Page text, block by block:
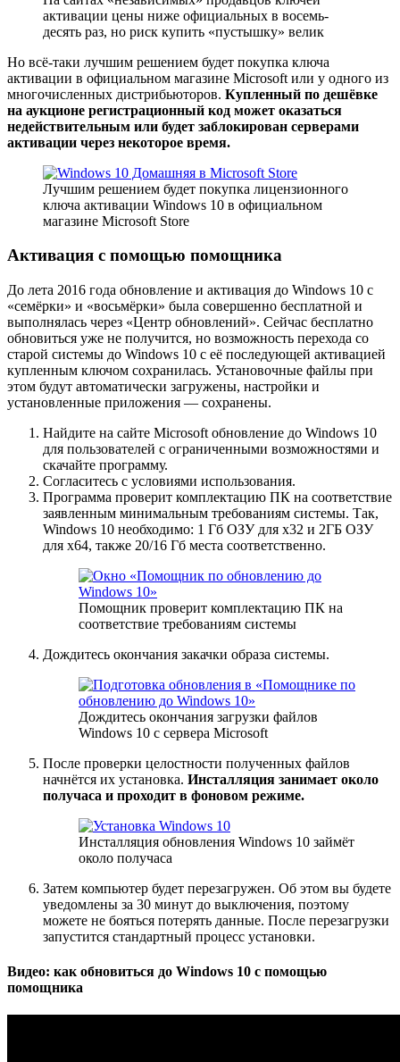
активации цены ниже официальных в восемь-
десять раз, но риск купить «пустышку» велик
Но всё-таки лучшим решением будет покупка ключа
активации в официальном магазине Microsoft или у одного из
многочисленных дистрибьюторов. Купленный по дешёвке
на аукционе регистрационный код может оказаться
недействительным или будет заблокирован серверами
активации через некоторое время.
Лучшим решением будет покупка лицензионного
ключа активации Windows 10 в официальном
магазине Microsoft Store
Активация с помощью помощника
До лета 2016 года обновление и активация до Windows 10 c
«семёрки» и «восьмёрки» была совершенно бесплатной и
выполнялась через «Центр обновлений». Сейчас бесплатно
обновиться уже не получится, но возможность перехода со
старой системы до Windows 10 с её последующей активацией
купленным ключом сохранилась. Установочные файлы при
этом будут автоматически загружены, настройки и
установленные приложения — сохранены.
Найдите на сайте Microsoft обновление до Windows 10
для пользователей с ограниченными возможностями и
скачайте программу.
Согласитесь с условиями использования.
Программа проверит комплектацию ПК на соответствие
заявленным минимальным требованиям системы. Так,
Windows 10 необходимо: 1 Гб ОЗУ для х32 и 2ГБ ОЗУ
для х64, также 20/16 Гб места соответственно.
Помощник проверит комплектацию ПК на
соответствие требованиям системы
Дождитесь окончания закачки образа системы.
Дождитесь окончания загрузки файлов
Windows 10 c сервера Microsoft
После проверки целостности полученных файлов
начнётся их установка. Инсталляция занимает около
получаса и проходит в фоновом режиме.
Инсталляция обновления Windows 10 займёт
около получаса
Затем компьютер будет перезагружен. Об этом вы будете
уведомлены за 30 минут до выключения, поэтому
можете не бояться потерять данные. После перезагрузки
запустится стандартный процесс установки.
Видео: как обновиться до Windows 10 с помощью
помощника